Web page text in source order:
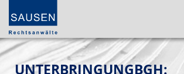
UNTERBRINGUNGBGH: